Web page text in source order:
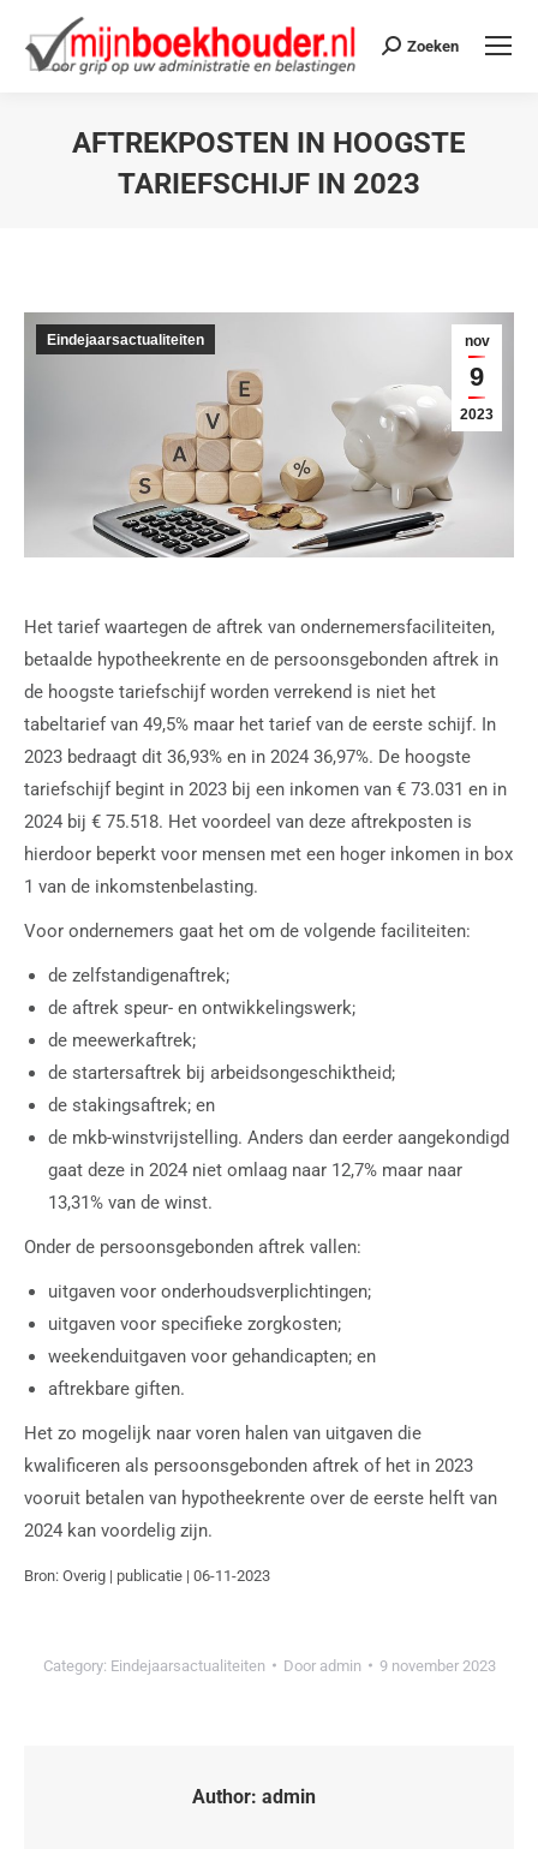
Zoeken
AFTREKPOSTEN IN HOOGSTE
TARIEFSCHIJF IN 2023
nov
9
2023
Eindejaarsactualiteiten
Het tarief waartegen de aftrek van ondernemersfaciliteiten,
betaalde hypotheekrente en de persoonsgebonden aftrek in
de hoogste tariefschijf worden verrekend is niet het
tabeltarief van 49,5% maar het tarief van de eerste schijf. In
2023 bedraagt dit 36,93% en in 2024 36,97%. De hoogste
tariefschijf begint in 2023 bij een inkomen van € 73.031 en in
2024 bij € 75.518. Het voordeel van deze aftrekposten is
hierdoor beperkt voor mensen met een hoger inkomen in box
1 van de inkomstenbelasting.
Voor ondernemers gaat het om de volgende faciliteiten:
de zelfstandigenaftrek;
de aftrek speur- en ontwikkelingswerk;
de meewerkaftrek;
de startersaftrek bij arbeidsongeschiktheid;
de stakingsaftrek; en
de mkb-winstvrijstelling. Anders dan eerder aangekondigd
gaat deze in 2024 niet omlaag naar 12,7% maar naar
13,31% van de winst.
Onder de persoonsgebonden aftrek vallen:
uitgaven voor onderhoudsverplichtingen;
uitgaven voor specifieke zorgkosten;
weekenduitgaven voor gehandicapten; en
aftrekbare giften.
Het zo mogelijk naar voren halen van uitgaven die
kwalificeren als persoonsgebonden aftrek of het in 2023
vooruit betalen van hypotheekrente over de eerste helft van
2024 kan voordelig zijn.
Bron: Overig | publicatie | 06-11-2023
Category: Eindejaarsactualiteiten Door admin 9 november 2023
Author: admin